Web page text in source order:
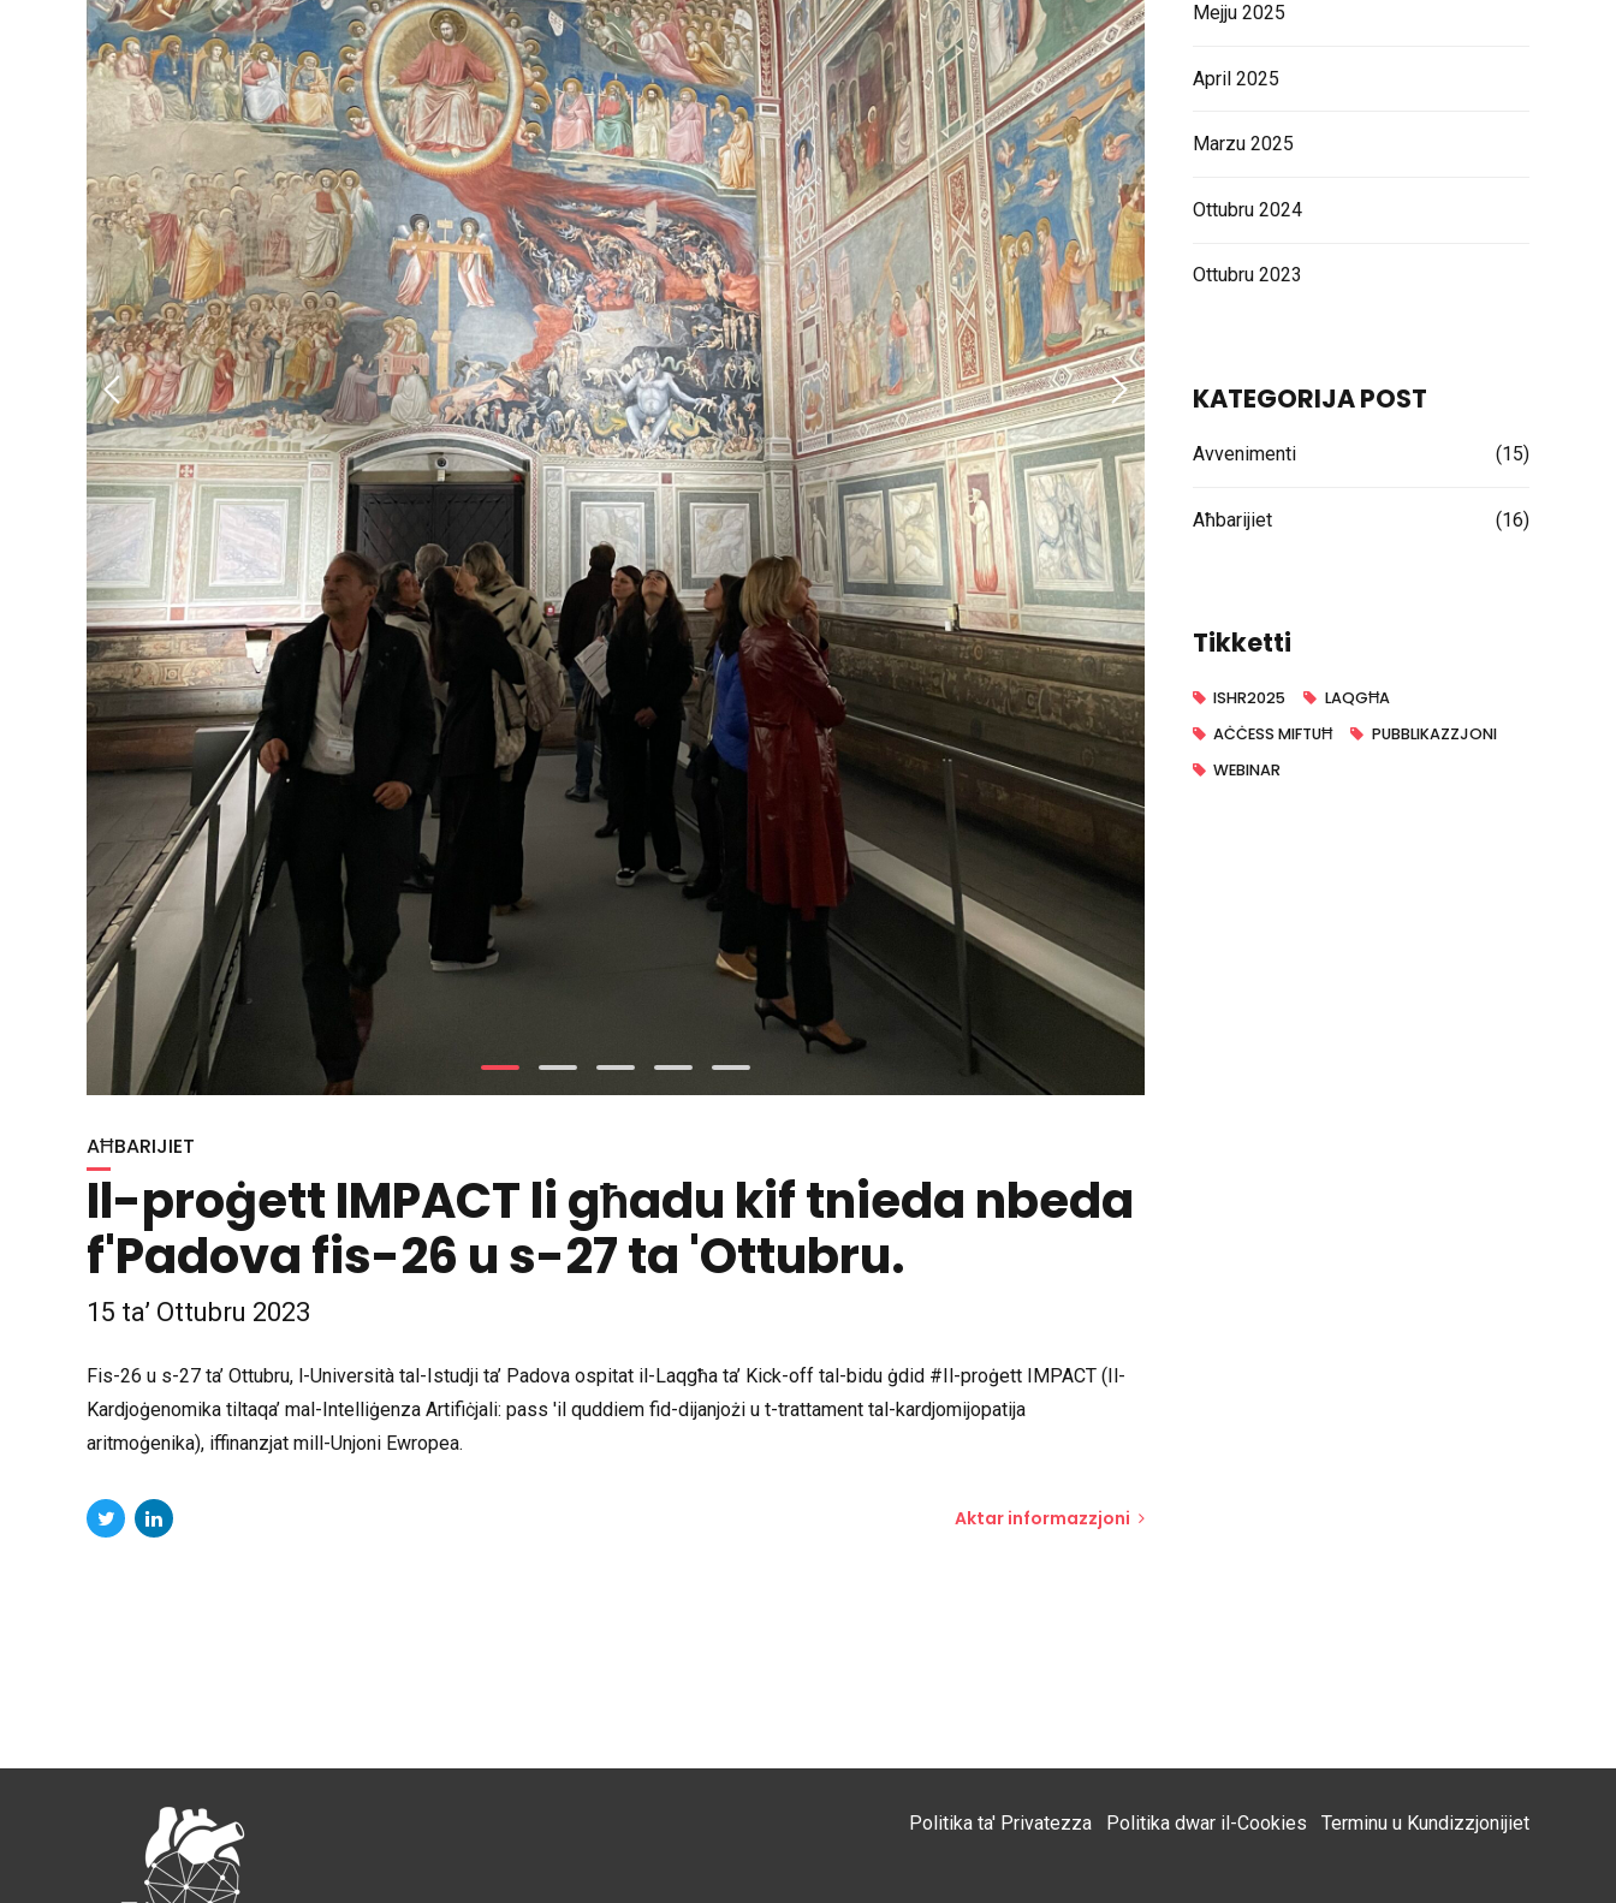
AĦBARIJIET
Il-proġett IMPACT li għadu kif tnieda nbeda
f'Padova fis-26 u s-27 ta 'Ottubru.
15 ta’ Ottubru 2023
Fis-26 u s-27 ta’ Ottubru, l-Università tal-Istudji ta’ Padova ospitat il-Laqgħa ta’ Kick-off tal-bidu ġdid #Il-proġett IMPACT (Il-
Kardjoġenomika tiltaqa’ mal-Intelliġenza Artifiċjali: pass 'il quddiem fid-dijanjożi u t-trattament tal-kardjomijopatija
aritmoġenika), iffinanzjat mill-Unjoni Ewropea.
Aktar informazzjoni
Mejju 2025
April 2025
Marzu 2025
Ottubru 2024
Ottubru 2023
KATEGORIJA POST
Avvenimenti (15)
Aħbarijiet (16)
Tikketti
ISHR2025
LAQGĦA
AĊĊESS MIFTUĦ
PUBBLIKAZZJONI
WEBINAR
© 2023 IMPACT – Proġett tal-ACM. Id-drittijiet kollha
Politika ta' Privatezza Politika dwar il-Cookies